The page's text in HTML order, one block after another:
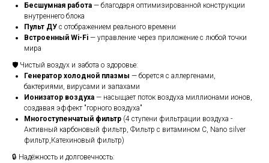
Бесшумная работа — благодаря оптимизированной конструкции
внутреннего блока
Пульт ДУ с отображением реального времени
Встроенный Wi-Fi — управление через приложение с любой точки
мира
🛡 Чистый воздух и забота о здоровье:
Генератор холодной плазмы — борется с аллергенами,
бактериями, вирусами и запахами
Ионизатор воздуха — насыщает поток воздуха миллионами ионов,
создавая эффект "горного воздуха"
Многоступенчатый фильтр (4 ступени фильтрации воздуха -
Активный карбоновый фильтр, Фильтр с витамином С, Nano silver
фильтр,Катехиновый фильтр)
🔒 Надёжность и долговечность: